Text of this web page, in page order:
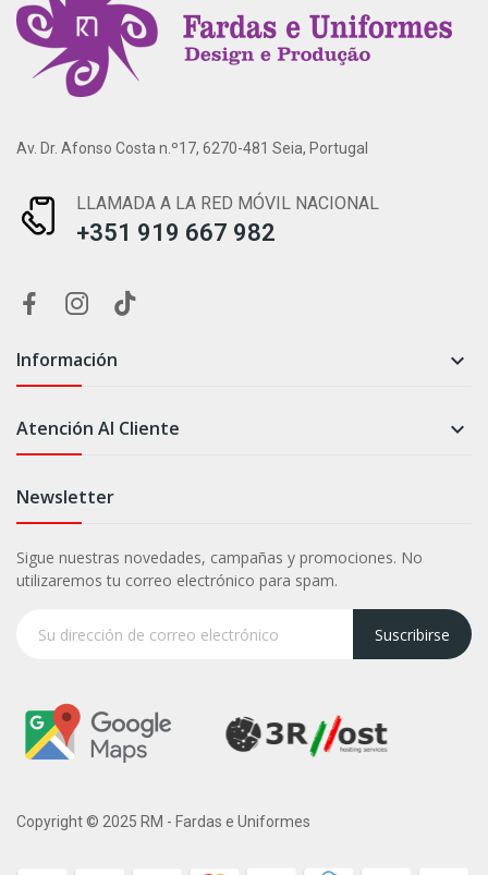
Av. Dr. Afonso Costa n.º17, 6270-481 Seia, Portugal
LLAMADA A LA RED MÓVIL NACIONAL
+351 919 667 982
Información 
Atención Al Cliente 
Newsletter
Sigue nuestras novedades, campañas y promociones. No
utilizaremos tu correo electrónico para spam.
Suscribirse
Copyright © 2025 RM - Fardas e Uniformes